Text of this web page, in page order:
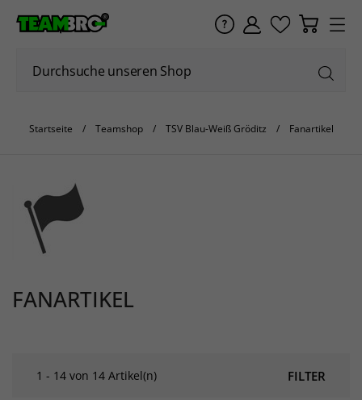
Startseite Teamshop TSV Blau-Weiß Gröditz Fanartikel
FANARTIKEL
FILTER
1 - 14 von 14 Artikel(n)